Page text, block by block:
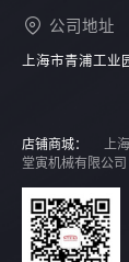
公司地址
上海市青浦工业
店铺商城： 上
堂寅机械有限公司